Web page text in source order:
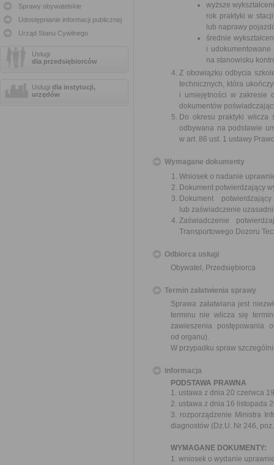
Sprawy obywatelskie
Udostępnianie informacji publicznej
Urząd Stanu Cywilnego
Usługi
dla przedsiębiorców
Usługi dla instytucji,
urzędów
wyższe
rok praktyki w
lub naprawy
średnie
i
na stanowisku
Z obowiązku odbycia
technicznych, która
i umiejętności w zakresie
dokumentów
Do okresu praktyki wlicza
odbywana na podstawie
w art. 86 ust. 1 ustawy
Wymagane dokumenty
Wniosek o nadanie
Dokument potwierdzający
Dokument
lub zaświadczenie
Zaświadczenie
Transportowego Dozoru
Odbiorca usługi
Obywatel, Przedsiębiorca
Termin załatwienia sprawy
Sprawa załatwiana jest
terminu nie wlicza się
zawieszenia postępowania
od organu).
W przypadku spraw
Informacja
PODSTAWA PRAWNA
1. ustawa z dnia 20 czerwca
2. ustawa z dnia 16 listopada
3. rozporządzenie Ministra
diagnostów (Dz.U. Nr 246,
WYMAGANE DOKUMENTY:
1. wniosek o wydanie